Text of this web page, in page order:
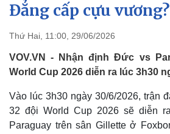
Quốc hội
Nhận diện sự thật
Giáo
Dấu
Đẳng cấp cựu vương?
Thứ Hai, 11:00, 29/06/2026
VOV.VN - Nhận định Đức vs
World Cup 2026 diễn ra lúc 3h30
Vào lúc 3h30 ngày 30/6/2026, trận
32 đội World Cup 2026 sẽ diễn
Paraguay trên sân Gillette ở